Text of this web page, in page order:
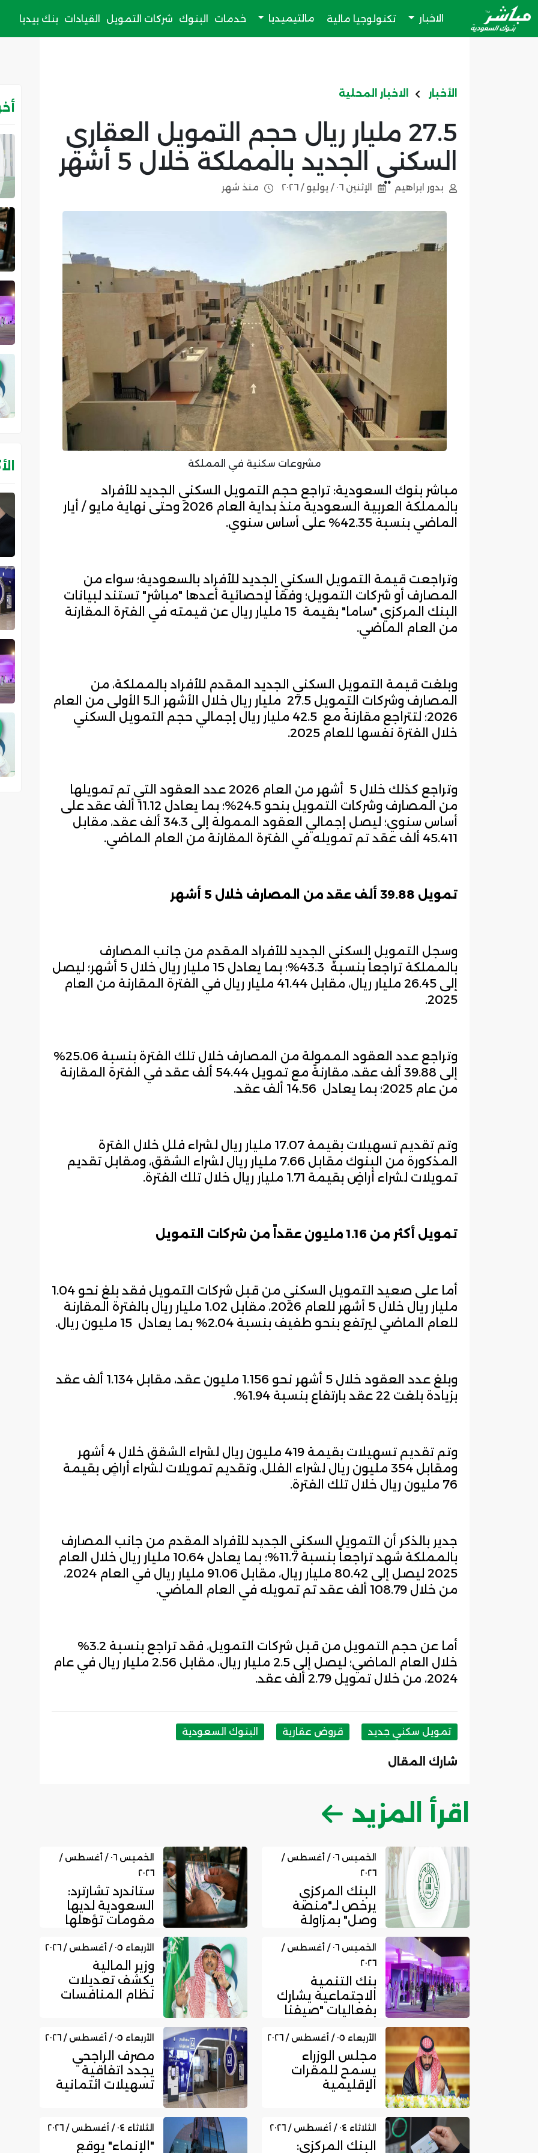
الاخبار تكنولوجيا مالية مالتيميديا خدمات البنوك شركات التمويل القيادات بنك بيديا
الأخبار الاخبار المحلية
27.5 مليار ريال حجم التمويل العقاري
السكني الجديد بالمملكة خلال 5 أشهر
بدور ابراهيم الإثنين ٠٦ / يوليو / ٢٠٢٦ منذ شهر
مشروعات سكنية في المملكة
مباشر بنوك السعودية: تراجع حجم التمويل السكني الجديد للأفراد
بالمملكة العربية السعودية منذ بداية العام 2026 وحتى نهاية مايو / أيار
الماضي بنسبة 42.35% على أساس سنوي.
وتراجعت قيمة التمويل السكني الجديد للأفراد بالسعودية؛ سواء من
المصارف أو شركات التمويل؛ وفقاً لإحصائية أعدها "مباشر" تستند لبيانات
البنك المركزي "ساما" بقيمة 15 مليار ريال عن قيمته في الفترة المقارنة
من العام الماضي.
وبلغت قيمة التمويل السكني الجديد المقدم للأفراد بالمملكة، من
المصارف وشركات التمويل 27.5 مليار ريال خلال الأشهر الـ5 الأولى من العام
2026؛ لتتراجع مقارنةً مع 42.5 مليار ريال إجمالي حجم التمويل السكني
خلال الفترة نفسها للعام 2025.
وتراجع كذلك خلال 5 أشهر من العام 2026 عدد العقود التي تم تمويلها
من المصارف وشركات التمويل بنحو 24.5%؛ بما يعادل 11.12 ألف عقد على
أساس سنوي؛ ليصل إجمالي العقود الممولة إلى 34.3 ألف عقد، مقابل
45.411 ألف عقد تم تمويله في الفترة المقارنة من العام الماضي.
تمويل 39.88 ألف عقد من المصارف خلال 5 أشهر
وسجل التمويل السكني الجديد للأفراد المقدم من جانب المصارف
بالمملكة تراجعاً بنسبة 43.3%؛ بما يعادل 15 مليار ريال خلال 5 أشهر؛ ليصل
إلى 26.45 مليار ريال، مقابل 41.44 مليار ريال في الفترة المقارنة من العام
2025.
وتراجع عدد العقود الممولة من المصارف خلال تلك الفترة بنسبة 25.06%
إلى 39.88 ألف عقد، مقارنةً مع تمويل 54.44 ألف عقد في الفترة المقارنة
من عام 2025؛ بما يعادل 14.56 ألف عقد.
وتم تقديم تسهيلات بقيمة 17.07 مليار ريال لشراء فلل خلال الفترة
المذكورة من البنوك مقابل 7.66 مليار ريال لشراء الشقق، ومقابل تقديم
تمويلات لشراء أراضٍ بقيمة 1.71 مليار ريال خلال تلك الفترة.
تمويل أكثر من 1.16 مليون عقداً من شركات التمويل
أما على صعيد التمويل السكني من قبل شركات التمويل فقد بلغ نحو 1.04
مليار ريال خلال 5 أشهر للعام 2026، مقابل 1.02 مليار ريال بالفترة المقارنة
للعام الماضي ليرتفع بنحو طفيف بنسبة 2.04% بما يعادل 15 مليون ريال.
وبلغ عدد العقود خلال 5 أشهر نحو 1.156 مليون عقد، مقابل 1.134 ألف عقد
بزيادة بلغت 22 عقد بارتفاع بنسبة 1.94%.
وتم تقديم تسهيلات بقيمة 419 مليون ريال لشراء الشقق خلال 4 أشهر
ومقابل 354 مليون ريال لشراء الفلل، وتقديم تمويلات لشراء أراضٍ بقيمة
76 مليون ريال خلال تلك الفترة.
جدير بالذكر أن التمويل السكني الجديد للأفراد المقدم من جانب المصارف
بالمملكة شهد تراجعاً بنسبة 11.7%؛ بما يعادل 10.64 مليار ريال خلال العام
2025 ليصل إلى 80.42 مليار ريال، مقابل 91.06 مليار ريال في العام 2024،
من خلال 108.79 ألف عقد تم تمويله في العام الماضي.
أما عن حجم التمويل من قبل شركات التمويل، فقد تراجع بنسبة 3.2%
خلال العام الماضي؛ ليصل إلى 2.5 مليار ريال، مقابل 2.56 مليار ريال في عام
2024، من خلال تمويل 2.79 ألف عقد.
تمويل سكني جديد قروض عقارية البنوك السعودية
شارك المقال
اقرأ المزيد
الخميس ٠٦ / أغسطس /
٢٠٢٦
البنك المركزي
يرخص لـ"منصة
وصل" بمزاولة
الرقمية لجهات
الت...
الخميس ٠٦ / أغسطس /
٢٠٢٦
ستاندرد تشارترد:
السعودية لديها
مقومات تؤهلها
بمجال الت...
الخميس ٠٦ / أغسطس /
٢٠٢٦
بنك التنمية
الاجتماعية يشارك
بفعاليات "صيفنا
لتمكين رواد ا...
الأربعاء ٠٥ / أغسطس / ٢٠٢٦
وزير المالية
يكشف تعديلات
نظام المنافسات
الأربعاء ٠٥ / أغسطس / ٢٠٢٦
مجلس الوزراء
يسمح للمقرات
الإقليمية
عا...
الأربعاء ٠٥ / أغسطس / ٢٠٢٦
مصرف الراجحي
يجدد اتفاقية
تسهيلات ائتمانية
الثلاثاء ٠٤ / أغسطس / ٢٠٢٦
البنك المركزي:
الثلاثاء ٠٤ / أغسطس / ٢٠٢٦
"الإنماء" يوقع